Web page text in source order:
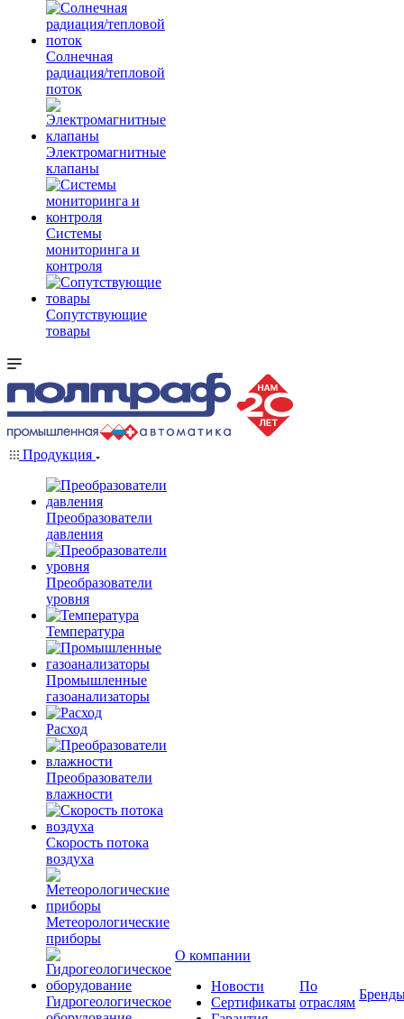
Солнечная
радиация/тепловой
поток
Электромагнитные
клапаны
Системы
мониторинга и
контроля
Сопутствующие
товары
Продукция
Преобразователи
давления
Преобразователи
уровня
Температура
Промышленные
газоанализаторы
Расход
Преобразователи
влажности
Скорость потока
воздуха
Метеорологические
приборы
Гидрогеологическое
О компании
Новости
Сертификаты
По
отраслям